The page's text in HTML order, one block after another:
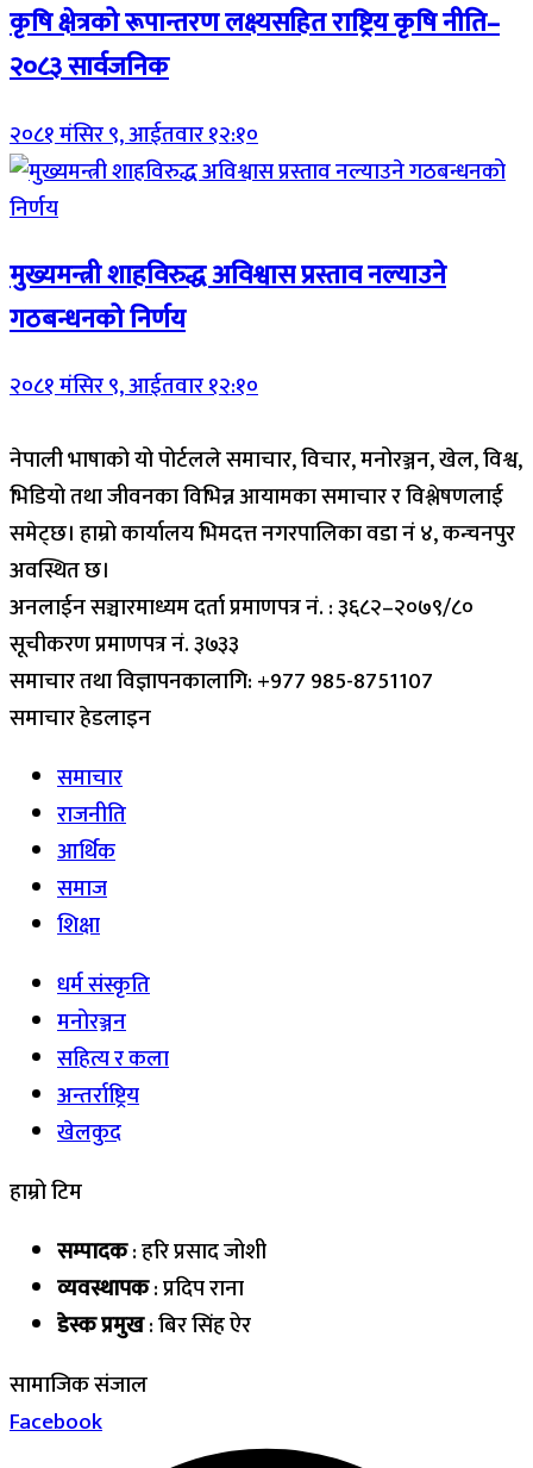
कृषि क्षेत्रको रूपान्तरण लक्ष्यसहित राष्ट्रिय कृषि नीति–
२०८३ सार्वजनिक
२०८१ मंसिर ९, आईतवार १२:१०
मुख्यमन्त्री शाहविरुद्ध अविश्वास प्रस्ताव नल्याउने
गठबन्धनको निर्णय
२०८१ मंसिर ९, आईतवार १२:१०
नेपाली भाषाको यो पोर्टलले समाचार, विचार, मनोरञ्जन, खेल, विश्व,
भिडियो तथा जीवनका विभिन्न आयामका समाचार र विश्लेषणलाई
समेट्छ। हाम्रो कार्यालय भिमदत्त नगरपालिका वडा नं ४, कन्चनपुर
अवस्थित छ।
अनलाईन सञ्चारमाध्यम दर्ता प्रमाणपत्र नं. : ३६८२–२०७९/८०
सूचीकरण प्रमाणपत्र नं. ३७३३
समाचार तथा विज्ञापनकालागि: +977 985-8751107
समाचार हेडलाइन
समाचार
राजनीति
आर्थिक
समाज
शिक्षा
धर्म संस्कृति
मनोरञ्जन
सहित्य र कला
अन्तर्राष्ट्रिय
खेलकुद
हाम्रो टिम
सम्पादक: हरि प्रसाद जोशी
व्यवस्थापक: प्रदिप राना
डेस्क प्रमुख: बिर सिंह ऐर
सामाजिक संजाल
Facebook